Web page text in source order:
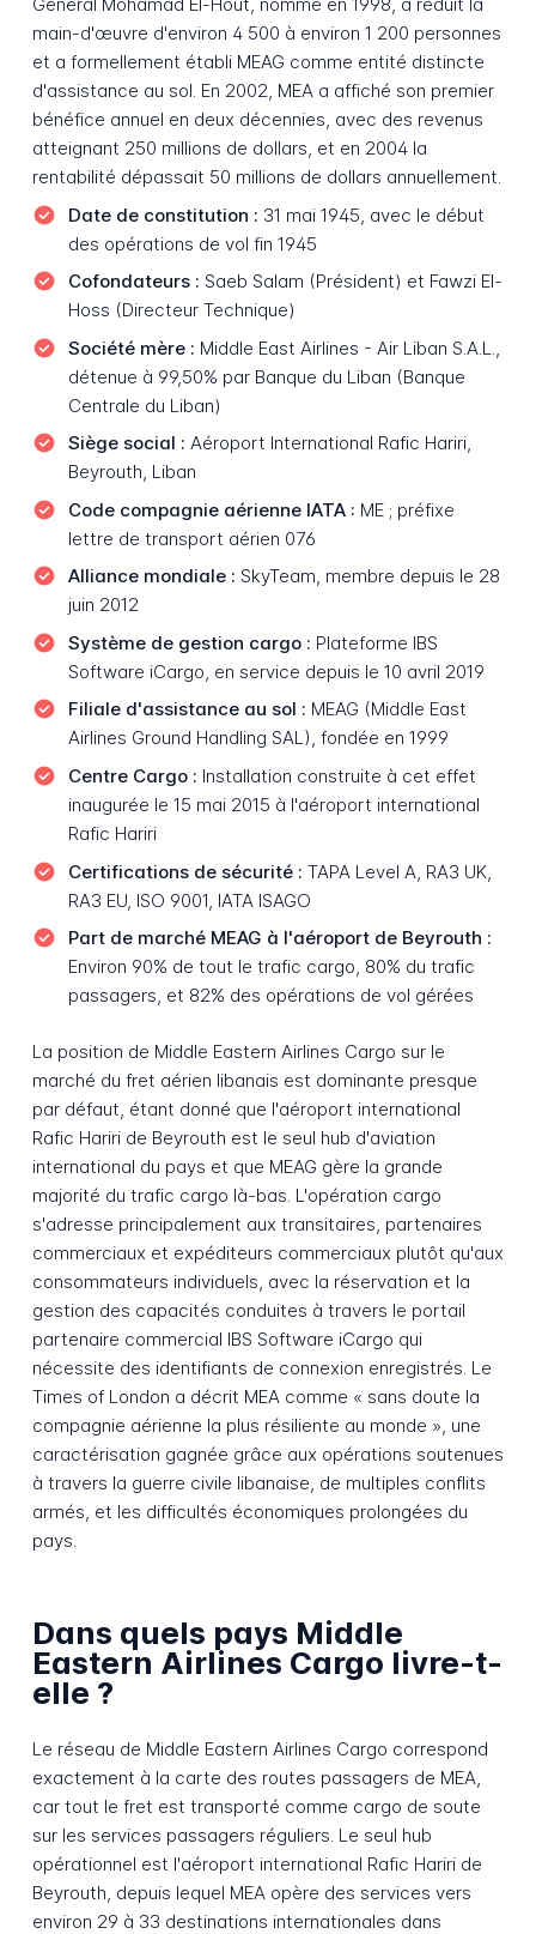
main-d'œuvre d'environ 4 500 à environ 1 200 personnes
et a formellement établi MEAG comme entité distincte
d'assistance au sol. En 2002, MEA a affiché son premier
bénéfice annuel en deux décennies, avec des revenus
atteignant 250 millions de dollars, et en 2004 la
rentabilité dépassait 50 millions de dollars annuellement.
Date de constitution : 31 mai 1945, avec le début
des opérations de vol fin 1945
Cofondateurs : Saeb Salam (Président) et Fawzi El-
Hoss (Directeur Technique)
Société mère : Middle East Airlines - Air Liban S.A.L.,
détenue à 99,50% par Banque du Liban (Banque
Centrale du Liban)
Siège social : Aéroport International Rafic Hariri,
Beyrouth, Liban
Code compagnie aérienne IATA : ME ; préfixe
lettre de transport aérien 076
Alliance mondiale : SkyTeam, membre depuis le 28
juin 2012
Système de gestion cargo : Plateforme IBS
Software iCargo, en service depuis le 10 avril 2019
Filiale d'assistance au sol : MEAG (Middle East
Airlines Ground Handling SAL), fondée en 1999
Centre Cargo : Installation construite à cet effet
inaugurée le 15 mai 2015 à l'aéroport international
Rafic Hariri
Certifications de sécurité : TAPA Level A, RA3 UK,
RA3 EU, ISO 9001, IATA ISAGO
Part de marché MEAG à l'aéroport de Beyrouth :
Environ 90% de tout le trafic cargo, 80% du trafic
passagers, et 82% des opérations de vol gérées
La position de Middle Eastern Airlines Cargo sur le
marché du fret aérien libanais est dominante presque
par défaut, étant donné que l'aéroport international
Rafic Hariri de Beyrouth est le seul hub d'aviation
international du pays et que MEAG gère la grande
majorité du trafic cargo là-bas. L'opération cargo
s'adresse principalement aux transitaires, partenaires
commerciaux et expéditeurs commerciaux plutôt qu'aux
consommateurs individuels, avec la réservation et la
gestion des capacités conduites à travers le portail
partenaire commercial IBS Software iCargo qui
nécessite des identifiants de connexion enregistrés. Le
Times of London a décrit MEA comme « sans doute la
compagnie aérienne la plus résiliente au monde », une
caractérisation gagnée grâce aux opérations soutenues
à travers la guerre civile libanaise, de multiples conflits
armés, et les difficultés économiques prolongées du
pays.
Dans quels pays Middle
Eastern Airlines Cargo livre-t-
elle ?
Le réseau de Middle Eastern Airlines Cargo correspond
exactement à la carte des routes passagers de MEA,
car tout le fret est transporté comme cargo de soute
sur les services passagers réguliers. Le seul hub
opérationnel est l'aéroport international Rafic Hariri de
Beyrouth, depuis lequel MEA opère des services vers
environ 29 à 33 destinations internationales dans